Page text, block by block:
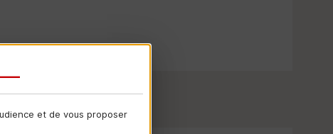
et de vous proposer